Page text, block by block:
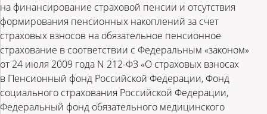
на финансирование страховой пенсии и отсутствия
формирования пенсионных накоплений за счет
страховых взносов на обязательное пенсионное
страхование в соответствии с Федеральным «законом»
от 24 июля 2009 года N 212-ФЗ «О страховых взносах
в Пенсионный фонд Российской Федерации, Фонд
социального страхования Российской Федерации,
Федеральный фонд обязательного медицинского